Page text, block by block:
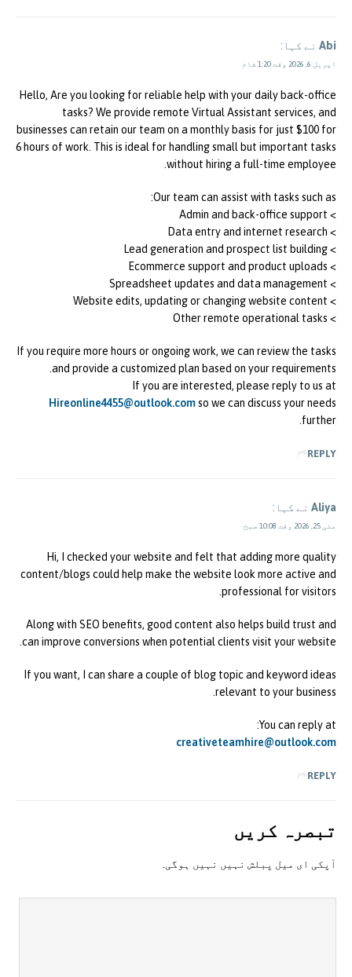
Abi نے کہا:
اپریل 6, 2026 وقت 1:20 شام
Hello, Are you looking for reliable help with your daily back-office
tasks? We provide remote Virtual Assistant services, and
businesses can retain our team on a monthly basis for just $100 for
6 hours of work. This is ideal for handling small but important tasks
without hiring a full-time employee.
Our team can assist with tasks such as:
> Admin and back-office support
> Data entry and internet research
> Lead generation and prospect list building
> Ecommerce support and product uploads
> Spreadsheet updates and data management
> Website edits, updating or changing website content
> Other remote operational tasks
If you require more hours or ongoing work, we can review the tasks
and provide a customized plan based on your requirements.
If you are interested, please reply to us at
Hireonline4455@outlook.comso we can discuss your needs
further.
REPLY
Aliya نے کہا:
مئی 25, 2026 وقت 10:08 صبح
Hi, I checked your website and felt that adding more quality
content/blogs could help make the website look more active and
professional for visitors.
Along with SEO benefits, good content also helps build trust and
can improve conversions when potential clients visit your website.
If you want, I can share a couple of blog topic and keyword ideas
relevant to your business.
You can reply at:
creativeteamhire@outlook.com
REPLY
تبصرہ کريں
آپکی ای ميل پبلش نہيں نہيں ہوگی.